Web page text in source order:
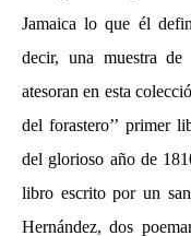
Jamaica lo que él
decir, una muestra
atesoran en esta
del forastero’’ primer
del glorioso año de
libro escrito por un
Hernández, dos